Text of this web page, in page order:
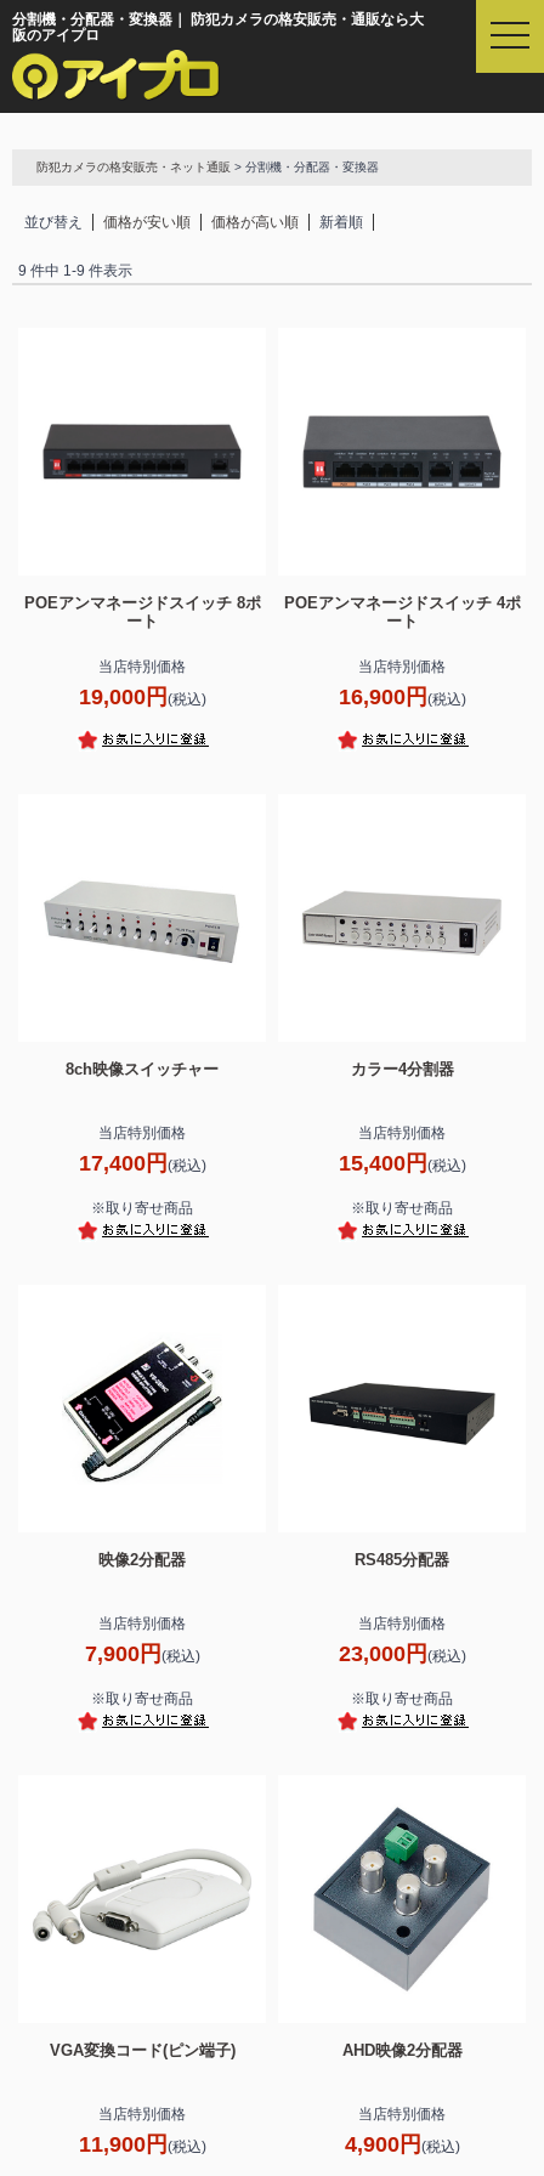
分割機・分配器・変換器｜ 防犯カメラの格安販売・通販なら大
阪のアイプロ
t
防犯カメラの格安販売・ネット通販 > 分割機・分配器・変換器
並び替え 価格が安い順 価格が高い順 新着順
9 件中 1-9 件表示
POEアンマネージドスイッチ 8ポ
ート
当店特別価格
19,000円 (税込)
POEアンマネージドスイッチ 4ポ
ート
当店特別価格
16,900円 (税込)
8ch映像スイッチャー
当店特別価格
17,400円 (税込)
※取り寄せ商品
カラー4分割器
当店特別価格
15,400円 (税込)
※取り寄せ商品
映像2分配器
当店特別価格
7,900円 (税込)
※取り寄せ商品
RS485分配器
当店特別価格
23,000円 (税込)
※取り寄せ商品
VGA変換コード(ピン端子)
当店特別価格
11,900円 (税込)
AHD映像2分配器
当店特別価格
4,900円 (税込)